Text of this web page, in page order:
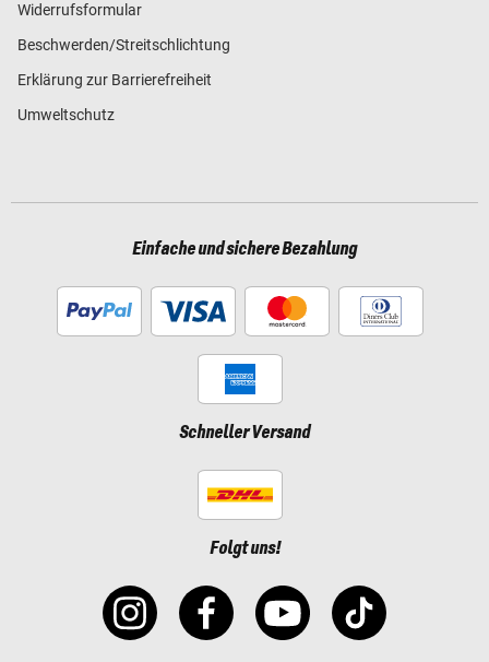
Widerrufsformular
Beschwerden/Streitschlichtung
Erklärung zur Barrierefreiheit
Umweltschutz
Einfache und sichere Bezahlung
Schneller Versand
Folgt uns!